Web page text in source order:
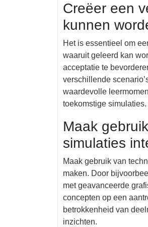
Creëer een
kunnen
Het is essentieel om
waaruit geleerd kan
acceptatie te
verschillende
waardevolle
toekomstige simulaties.
Maak
simulaties
Maak gebruik van
maken. Door
met geavanceerde
concepten op een
betrokkenheid van
inzichten.